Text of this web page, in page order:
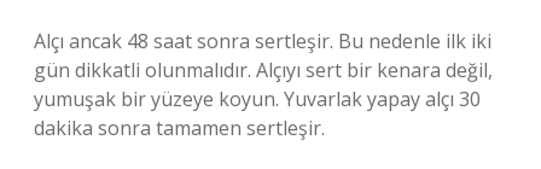
Alçı ancak 48 saat sonra sertleşir. Bu nedenle ilk iki
gün dikkatli olunmalıdır. Alçıyı sert bir kenara değil,
yumuşak bir yüzeye koyun. Yuvarlak yapay alçı 30
dakika sonra tamamen sertleşir.